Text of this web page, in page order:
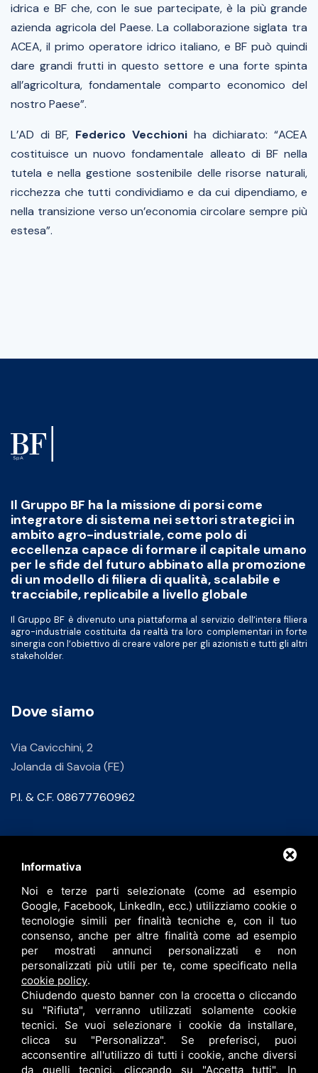
idrica e BF che, con le sue partecipate, è la più grande
azienda agricola del Paese. La collaborazione siglata tra
ACEA, il primo operatore idrico italiano, e BF può quindi
dare grandi frutti in questo settore e una forte spinta
all’agricoltura, fondamentale comparto economico del
nostro Paese”.
L’AD di BF, Federico Vecchioni ha dichiarato: “ACEA
costituisce un nuovo fondamentale alleato di BF nella
tutela e nella gestione sostenibile delle risorse naturali,
ricchezza che tutti condividiamo e da cui dipendiamo, e
nella transizione verso un’economia circolare sempre più
estesa”.
Il Gruppo BF ha la missione di porsi come
integratore di sistema nei settori strategici in
ambito agro-industriale, come polo di
eccellenza capace di formare il capitale umano
per le sfide del futuro abbinato alla promozione
di un modello di filiera di qualità, scalabile e
tracciabile, replicabile a livello globale
Il Gruppo BF è divenuto una piattaforma al servizio dell’intera filiera
agro-industriale costituita da realtà tra loro complementari in forte
sinergia con l’obiettivo di creare valore per gli azionisti e tutti gli altri
stakeholder.
Dove siamo
Via Cavicchini, 2
Jolanda di Savoia (FE)
P.I. & C.F. 08677760962
info@bfspa.it
+39 0532 836102
Lavora con noi
Informativa
Noi e terze parti selezionate (come ad esempio
Google, Facebook, LinkedIn, ecc.) utilizziamo cookie o
tecnologie simili per finalità tecniche e, con il tuo
consenso, anche per altre finalità come ad esempio
per mostrati annunci personalizzati e non
personalizzati più utili per te, come specificato nella
cookie policy.
Chiudendo questo banner con la crocetta o cliccando
su "Rifiuta", verranno utilizzati solamente cookie
tecnici. Se vuoi selezionare i cookie da installare,
clicca su "Personalizza". Se preferisci, puoi
acconsentire all'utilizzo di tutti i cookie, anche diversi
da quelli tecnici, cliccando su "Accetta tutti". In